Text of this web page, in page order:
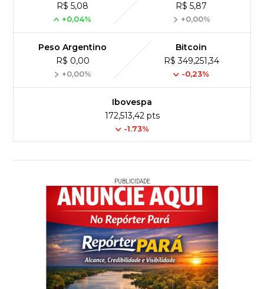
R$ 5,08
+0,04%
R$ 5,87
+0,00%
Peso Argentino
R$ 0,00
+0,00%
Bitcoin
R$ 349,251,34
-0,23%
Ibovespa
172,513,42 pts
-1.73%
PUBLICIDADE